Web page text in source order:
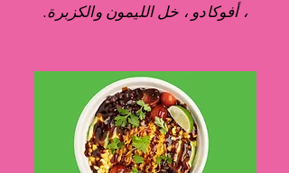
، أفوكادو ، خل الليمون والكزبرة.